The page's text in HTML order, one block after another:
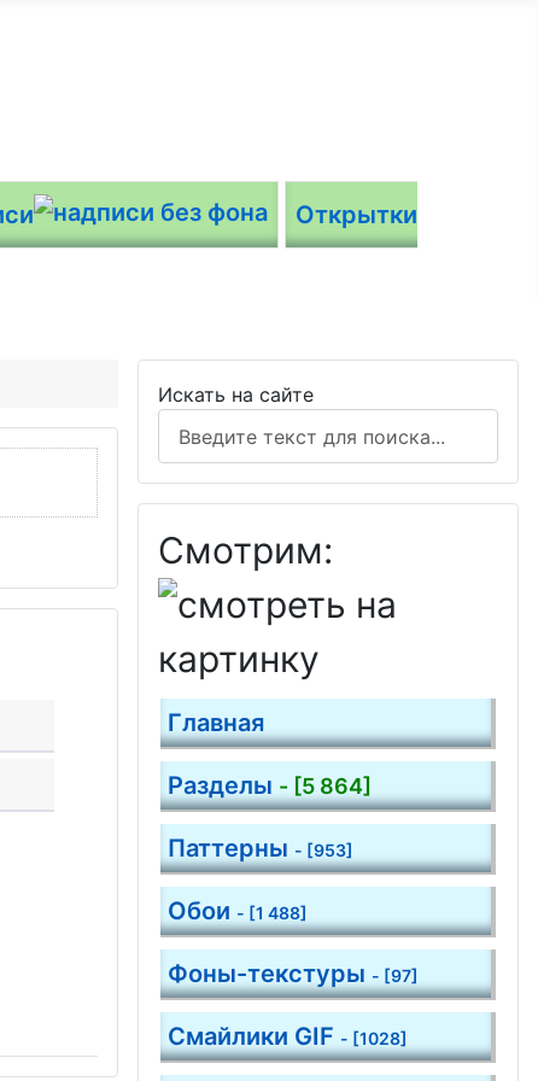
Открытки
Искать на сайте
Смотрим:
Главная
Разделы - [5 864]
Паттерны - [953]
Обои - [1 488]
Фоны-текстуры - [97]
Смайлики GIF - [1028]